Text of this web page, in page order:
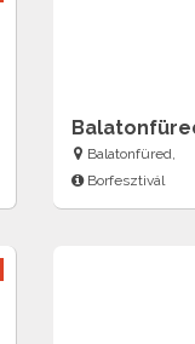
Balatonfüred,
Borfesztivál